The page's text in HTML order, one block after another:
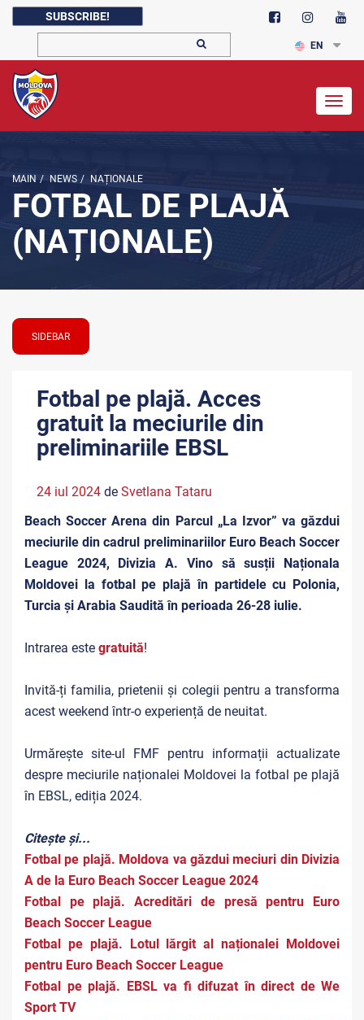
SUBSCRIBE!
EN
MAIN / NEWS / NAȚIONALE
FOTBAL DE PLAJĂ
(NAȚIONALE)
SIDEBAR
Fotbal pe plajă. Acces
gratuit la meciurile din
preliminariile EBSL
24 iul 2024 de Svetlana Tataru
Beach Soccer Arena din Parcul „La Izvor” va găzdui
meciurile din cadrul preliminariilor Euro Beach Soccer
League 2024, Divizia A. Vino să susții Naționala
Moldovei la fotbal pe plajă în partidele cu Polonia,
Turcia și Arabia Saudită în perioada 26-28 iulie.
Intrarea este gratuită!
Invită-ți familia, prietenii și colegii pentru a transforma
acest weekend într-o experiență de neuitat.
Urmărește site-ul FMF pentru informații actualizate
despre meciurile naționalei Moldovei la fotbal pe plajă
în EBSL, ediția 2024.
Citește și...
Fotbal pe plajă. Moldova va găzdui meciuri din Divizia
A de la Euro Beach Soccer League 2024
Fotbal pe plajă. Acreditări de presă pentru Euro
Beach Soccer League
Fotbal pe plajă. Lotul lărgit al naționalei Moldovei
pentru Euro Beach Soccer League
Fotbal pe plajă. EBSL va fi difuzat în direct de We
Sport TV